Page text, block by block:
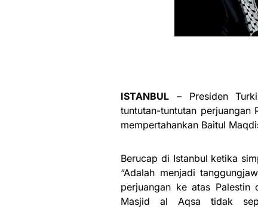
ISTANBUL – Presiden
tuntutan-tuntutan perjuangan
mempertahankan Baitul
Berucap di Istanbul ketika
“Adalah menjadi
perjuangan ke atas Palestin
Masjid al Aqsa tidak